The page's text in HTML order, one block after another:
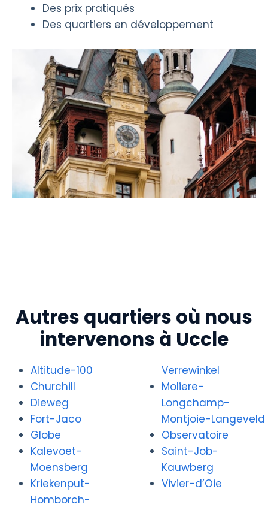
Des prix pratiqués
Des quartiers en développement
Autres quartiers où nous
intervenons à Uccle
Altitude-100
Churchill
Dieweg
Fort-Jaco
Globe
Kalevoet-
Moensberg
Kriekenput-
Homborch-
Verrewinkel
Moliere-
Longchamp-
Montjoie-Langeveld
Observatoire
Saint-Job-
Kauwberg
Vivier-d’Oie